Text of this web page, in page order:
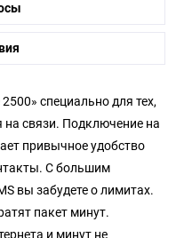
специально для тех,
на связи. Подключение на
привычное удобство
С большим
вы забудете о лимитах.
пакет минут.
и минут не